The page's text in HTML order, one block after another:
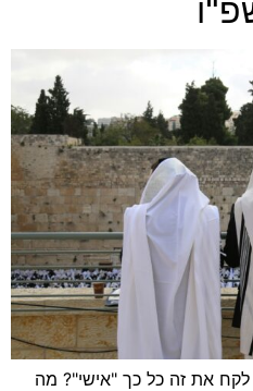
את זה כל כך "אישי"? מה